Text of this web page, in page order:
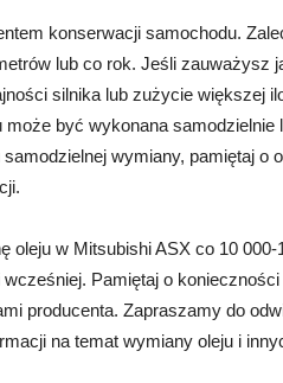
konserwacji samochodu.
lub co rok. Jeśli zauważysz
silnika lub zużycie większej
być wykonana samodzielnie
wymiany, pamiętaj o
oleju w Mitsubishi ASX co 10
Pamiętaj o
producenta. Zapraszamy do
na temat wymiany oleju i